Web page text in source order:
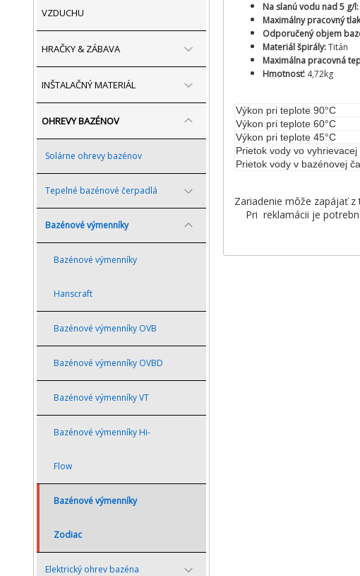
VZDUCHU
HRAČKY & ZÁBAVA
INŠTALAČNÝ MATERIÁL
OHREVY BAZÉNOV
Solárne ohrevy bazénov
Tepelné bazénové čerpadlá
Bazénové výmenníky
Bazénové výmenníky
Hanscraft
Bazénové výmenníky OVB
Bazénové výmenníky OVBD
Bazénové výmenníky VT
Bazénové výmenníky Hi-
Flow
Bazénové výmenníky
Zodiac
Elektrický ohrev bazéna
Na slanú vodu nad 5 g/l:
Maximálny pracovný
Odporučený objem
Materiál špirály:Titán
Maximálna pracovná
Hmotnosť: 4,72kg
Výkon pri teplote 90°C
Výkon pri teplote 60°C
Výkon pri teplote 45°C
Prietok vody vo vyhrievacej
Prietok vody v bazénovej
Zariadenie môže
Pri reklamácii je